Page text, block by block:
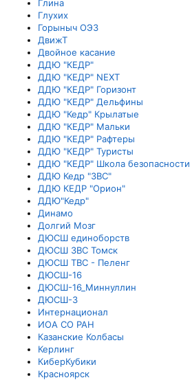
Глина
Глухих
Горыныч ОЭЗ
ДвижТ
Двойное касание
ДДЮ "КЕДР"
ДДЮ "КЕДР" NEXT
ДДЮ "КЕДР" Горизонт
ДДЮ "КЕДР" Дельфины
ДДЮ "Кедр" Крылатые
ДДЮ "КЕДР" Мальки
ДДЮ "КЕДР" Рафтеры
ДДЮ "КЕДР" Туристы
ДДЮ "КЕДР" Школа безопасности
ДДЮ Кедр "3ВС"
ДДЮ КЕДР "Орион"
ДДЮ"Кедр"
Динамо
Долгий Мозг
ДЮСШ единоборств
ДЮСШ ЗВС Томск
ДЮСШ ТВС - Пеленг
ДЮСШ-16
ДЮСШ-16_Миннуллин
ДЮСШ-3
Интернационал
ИОА СО РАН
Казанские Колбасы
Керлинг
КиберКубики
Красноярск